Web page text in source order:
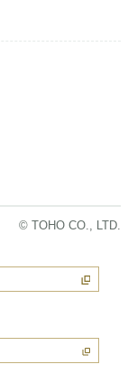
© TOHO CO., LTD.